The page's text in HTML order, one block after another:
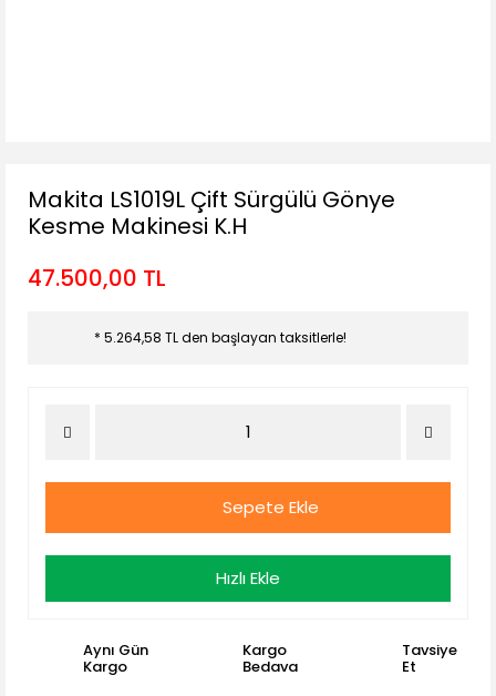
Makita LS1019L Çift Sürgülü Gönye
Kesme Makinesi K.H
47.500,00 TL
* 5.264,58 TL den başlayan taksitlerle!
Sepete Ekle
Hızlı Ekle
Aynı Gün
Kargo
Kargo
Bedava
Tavsiye
Et